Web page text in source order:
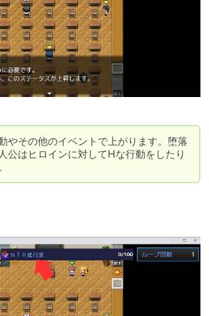
やその他のイベントで上がります。堕落
公はヒロインに対してHな行動をしたり